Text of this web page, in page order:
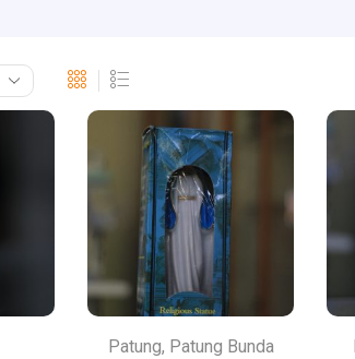
Patung, Patung Bunda